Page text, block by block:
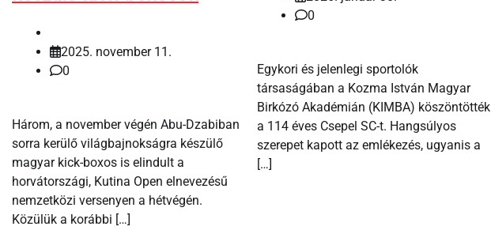
2025. november 11.
0
Három, a november végén Abu-Dzabiban
sorra kerülő világbajnokságra készülő
magyar kick-boxos is elindult a
horvátországi, Kutina Open elnevezésű
nemzetközi versenyen a hétvégén.
Közülük a korábbi […]
0
Egykori és jelenlegi sportolók
társaságában a Kozma István Magyar
Birkózó Akadémián (KIMBA) köszöntötték
a 114 éves Csepel SC-t. Hangsúlyos
szerepet kapott az emlékezés, ugyanis a
[…]